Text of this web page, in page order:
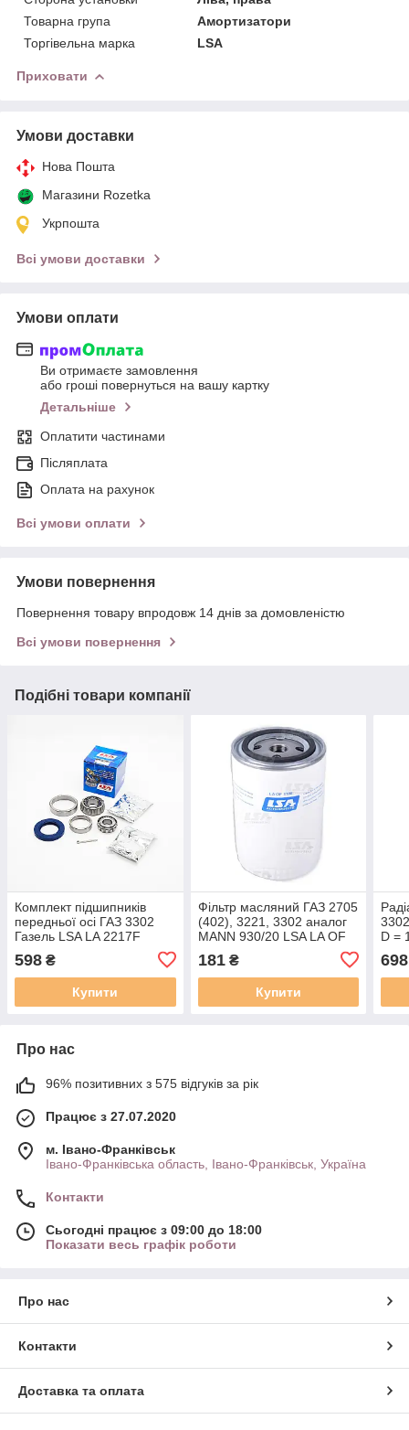
Товарна група
Амортизатори
Торгівельна марка
LSA
Приховати
Умови доставки
Нова Пошта
Магазини Rozetka
Укрпошта
Всі умови доставки
Умови оплати
Ви отримаєте замовлення
або гроші повернуться на вашу картку
Детальніше
Оплатити частинами
Післяплата
Оплата на рахунок
Всі умови оплати
Умови повернення
Повернення товару впродовж 14 днів за домовленістю
Всі умови повернення
Подібні товари компанії
Комплект підшипників
передньої осі ГАЗ 3302
Газель LSA LA 2217F
598 ₴
Купити
Фільтр масляний ГАЗ 2705
(402), 3221, 3302 аналог
MANN 930/20 LSA LA OF
181₴
Купити
D =
698
Про нас
96% позитивних з 575 відгуків за рік
Працює з 27.07.2020
м. Івано-Франківськ
Івано-Франківська область, Івано-Франківськ, Україна
Контакти
Сьогодні працює з 09:00 до 18:00
Показати весь графік роботи
Про нас
Контакти
Доставка та оплата